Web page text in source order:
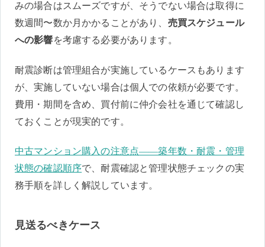
みの場合はスムーズですが、そうでない場合は取得に
数週間〜数か月かかることがあり、 売買スケジュール
への影響を考慮する必要があります。
耐震診断は管理組合が実施しているケースもあります
が、実施していない場合は個人での依頼が必要です。
費用・期間を含め、買付前に仲介会社を通じて確認し
ておくことが現実的です。
中古マンション購入の注意点——築年数・耐震・管理
状態の確認順序で、耐震確認と管理状態チェックの実
務手順を詳しく解説しています。
見送るべきケース